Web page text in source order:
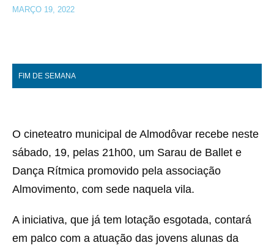
MARÇO 19, 2022
FIM DE SEMANA
O cineteatro municipal de Almodôvar recebe neste
sábado, 19, pelas 21h00, um Sarau de Ballet e
Dança Rítmica promovido pela associação
Almovimento, com sede naquela vila.
A iniciativa, que já tem lotação esgotada, contará
em palco com a atuação das jovens alunas da